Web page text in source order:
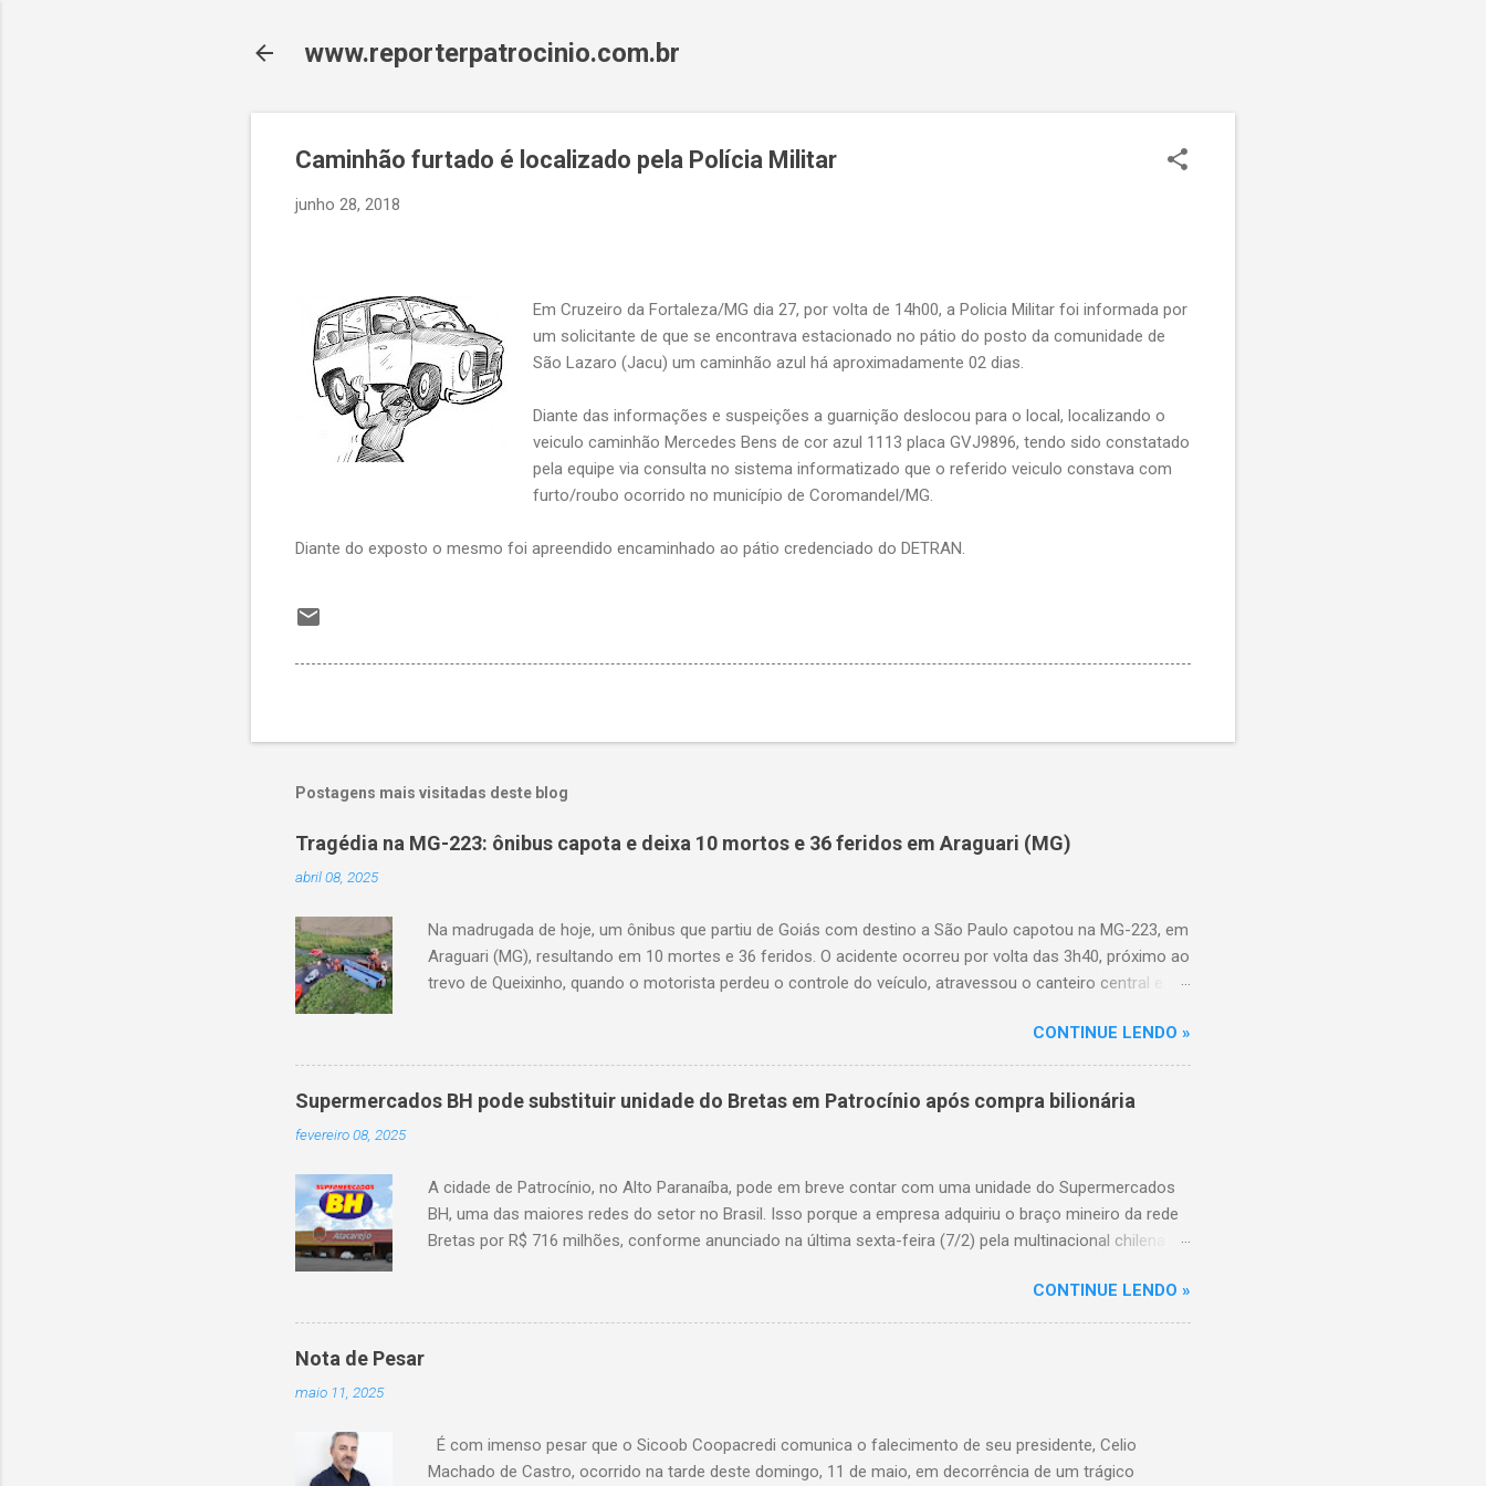
www.reporterpatrocinio.com.br
Caminhão furtado é localizado pela Polícia Militar
junho 28, 2018
Em Cruzeiro da Fortaleza/MG dia 27, por volta de 14h00, a Policia Militar foi informada por
um solicitante de que se encontrava estacionado no pátio do posto da comunidade de
São Lazaro (Jacu) um caminhão azul há aproximadamente 02 dias.
Diante das informações e suspeições a guarnição deslocou para o local, localizando o
veiculo caminhão Mercedes Bens de cor azul 1113 placa GVJ9896, tendo sido constatado
pela equipe via consulta no sistema informatizado que o referido veiculo constava com
furto/roubo ocorrido no município de Coromandel/MG.
Diante do exposto o mesmo foi apreendido encaminhado ao pátio credenciado do DETRAN.
Postagens mais visitadas deste blog
Tragédia na MG-223: ônibus capota e deixa 10 mortos e 36 feridos em Araguari (MG)
abril 08, 2025
Na madrugada de hoje, um ônibus que partiu de Goiás com destino a São Paulo capotou na MG-223, em
Araguari (MG), resultando em 10 mortes e 36 feridos. O acidente ocorreu por volta das 3h40, próximo ao
trevo de Queixinho, quando o motorista perdeu o controle do veículo, atravessou o canteiro central e
oito anos. Nove dos feridos estão em estado grave. As autoridades investigam as causas do acidente.
CONTINUE LENDO »
Supermercados BH pode substituir unidade do Bretas em Patrocínio após compra bilionária
fevereiro 08, 2025
A cidade de Patrocínio, no Alto Paranaíba, pode em breve contar com uma unidade do Supermercados
BH, uma das maiores redes do setor no Brasil. Isso porque a empresa adquiriu o braço mineiro da rede
Bretas por R$ 716 milhões, conforme anunciado na última sexta-feira (7/2) pela multinacional chilena
Atacarejo, localizado na Avenida Altino Guimarães, 455, no bairro Santo Antônio. Com a aquisição,
existe a possibilidade de que essa unidade seja convertida em um Supermercados BH, acompanhando o
Carrefour, que faturou R$ ...
CONTINUE LENDO »
Nota de Pesar
maio 11, 2025
É com imenso pesar que o Sicoob Coopacredi comunica o falecimento de seu presidente, Celio
Machado de Castro, ocorrido na tarde deste domingo, 11 de maio, em decorrência de um trágico